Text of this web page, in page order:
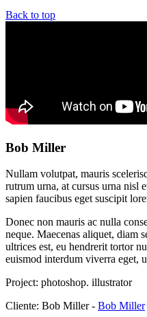
Back to top
Bob Miller
Nullam volutpat, mauris
rutrum urna, at cursus urna nisl
sapien faucibus eget suscipit
Donec non mauris ac nulla
neque. Maecenas aliquet, diam
ultrices est, eu hendrerit tortor
euismod interdum viverra eget,
Project: photoshop. illustrator
Cliente: Bob Miller - Bob Miller